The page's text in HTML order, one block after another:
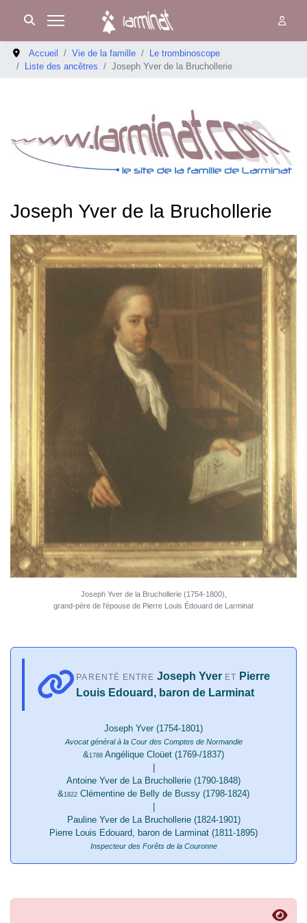
Accueil Vie de la famille
Le trombinoscope
Liste des ancêtres
Joseph Yver de la Bruchollerie
Joseph Yver de la Bruchollerie
Joseph Yver de la Bruchollerie (1754-1800),
grand-père de l'épouse de Pierre Louis Édouard de Larminat
PARENTÉ ENTRE Joseph YverET
Pierre
Louis Edouard, baron de Larminat
Joseph Yver (1754-1801)
Avocat général à la Cour des Comptes de Normandie
& 1788 Angélique Cloüet (1769-/1837)
Antoine Yver de La Bruchollerie (1790-1848)
& 1822 Clémentine de Belly de Bussy (1798-1824)
Pauline Yver de La Bruchollerie (1824-1901)
Pierre Louis Edouard, baron de Larminat (1811-1895)
Inspecteur des Forêts de la Couronne